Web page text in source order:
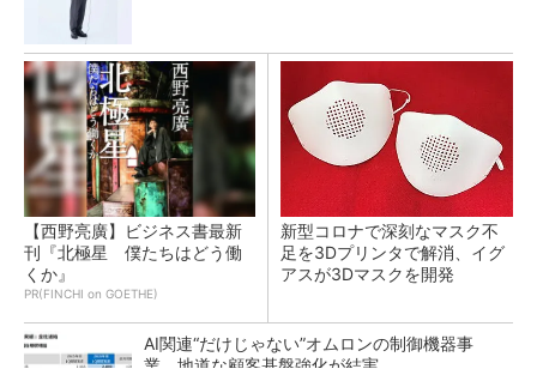
【西野亮廣】ビジネス書最新
刊『北極星 僕たちはどう働
くか』
PR(FINCHI on GOETHE)
新型コロナで深刻なマスク不
足を3Dプリンタで解消、イグ
アスが3Dマスクを開発
AI関連“だけじゃない”オムロンの制御機器事
業、地道な顧客基盤強化が結実